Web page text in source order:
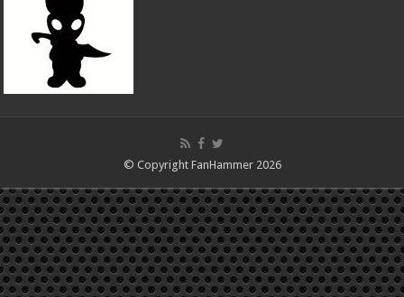
© Copyright FanHammer 2026